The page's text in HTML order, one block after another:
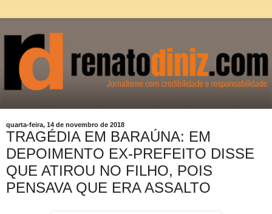
quarta-feira, 14 de novembro de 2018
TRAGÉDIA EM BARAÚNA: EM
DEPOIMENTO EX-PREFEITO DISSE
QUE ATIROU NO FILHO, POIS
PENSAVA QUE ERA ASSALTO